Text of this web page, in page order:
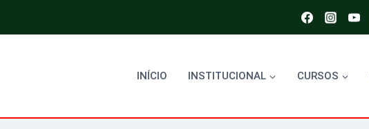
INÍCIO INSTITUCIONAL CURSOS